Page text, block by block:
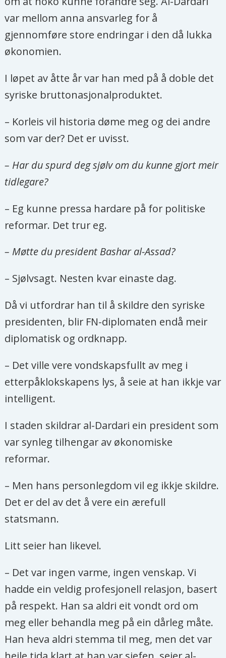
var mellom anna ansvarleg for å
gjennomføre store endringar i den då lukka
økonomien.
I løpet av åtte år var han med på å doble det
syriske bruttonasjonalproduktet.
– Korleis vil historia døme meg og dei andre
som var der? Det er uvisst.
– Har du spurd deg sjølv om du kunne gjort meir
tidlegare?
– Eg kunne pressa hardare på for politiske
reformar. Det trur eg.
– Møtte du president Bashar al-Assad?
– Sjølvsagt. Nesten kvar einaste dag.
Då vi utfordrar han til å skildre den syriske
presidenten, blir FN-diplomaten endå meir
diplomatisk og ordknapp.
– Det ville vere vondskapsfullt av meg i
etterpåklokskapens lys, å seie at han ikkje var
intelligent.
I staden skildrar al-Dardari ein president som
var synleg tilhengar av økonomiske
reformar.
– Men hans personlegdom vil eg ikkje skildre.
Det er del av det å vere ein ærefull
statsmann.
Litt seier han likevel.
– Det var ingen varme, ingen venskap. Vi
hadde ein veldig profesjonell relasjon, basert
på respekt. Han sa aldri eit vondt ord om
meg eller behandla meg på ein dårleg måte.
Han heva aldri stemma til meg, men det var